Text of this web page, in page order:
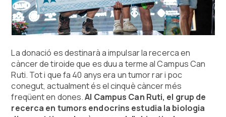
La donació es destinarà a impulsar la recerca en
càncer de tiroide que es duu a terme al Campus Can
Ruti. Tot i que fa 40 anys era un tumor rar i poc
conegut, actualment és el cinquè càncer més
freqüent en dones.Al Campus Can Ruti, el grup de
recerca en tumors endocrins estudia la biologia